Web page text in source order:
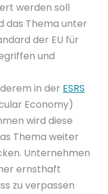
werden soll
das Thema unter
der EU für
und
in der ESRS
Economy)
wird diese
Thema weiter
Unternehmen
ernsthaft
zu verpassen